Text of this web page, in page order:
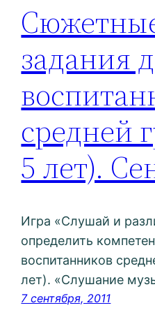
задания
средней
5 лет).
Игра «Слушай и
определить
воспитанников
лет). «Слушание
7 сентября, 2011